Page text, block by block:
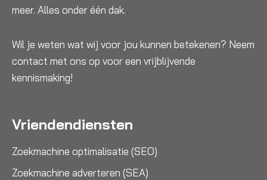
meer. Alles onder één dak.
Wil je weten wat wij voor jou kunnen betekenen? Neem
contact met ons op voor een vrijblijvende
kennismaking!
Vriendendiensten
Zoekmachine optimalisatie (SEO)
Zoekmachine adverteren (SEA)